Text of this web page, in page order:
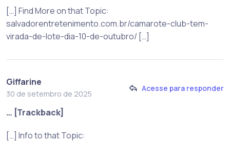
[…] Find More on that Topic:
salvadorentretenimento.com.br/camarote-club-tem-
virada-de-lote-dia-10-de-outubro/ […]
Giffarine
30 de setembro de 2025
Acesse para responder
… [Trackback]
[…] Info to that Topic: